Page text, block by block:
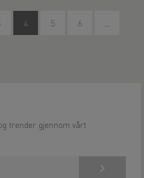
4 5 6 …
trender gjennom vårt